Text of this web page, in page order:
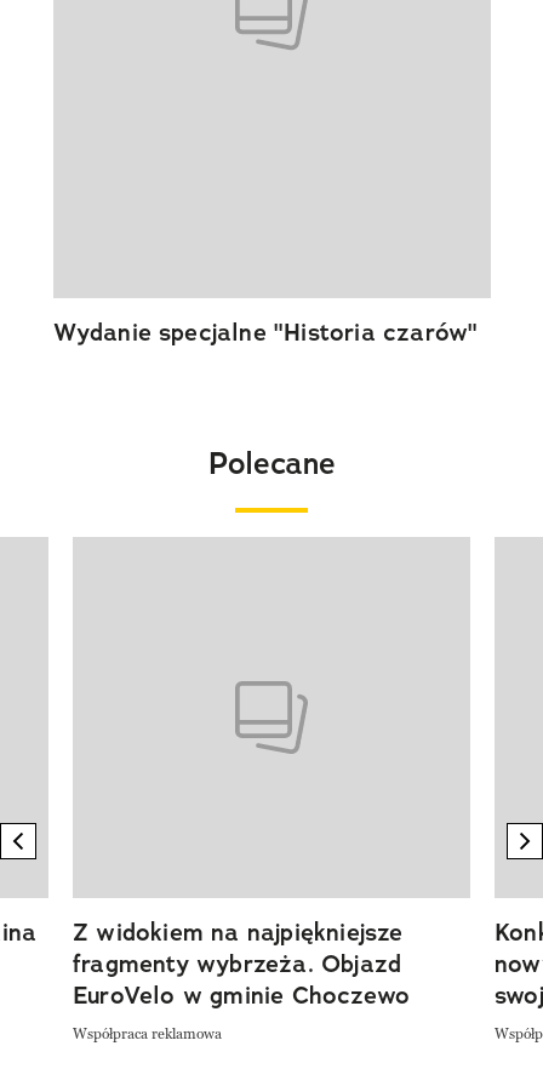
Wydanie specjalne "Historia czarów"
Polecane
previous element
Z widokiem na najpiękniejsze
fragmenty wybrzeża. Objazd
EuroVelo w gminie Choczewo
Współpraca reklamowa